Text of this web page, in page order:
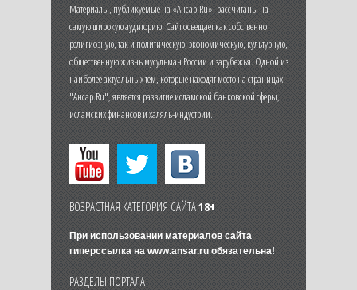
Материалы, публикуемые на «Ансар.Ru», рассчитаны на
самую широкую аудиторию. Сайт освещает как собственно
религиозную, так и политическую, экономическую, культурную,
общественную жизнь мусульман России и зарубежья. Одной из
наиболее актуальных тем, которые находят место на страницах
"Ансар.Ru", является развитие исламской банковской сферы,
исламских финансов и халяль-индустрии.
ВОЗРАСТНАЯ КАТЕГОРИЯ САЙТА18+
При использовании материалов сайта
гиперссылка на www.ansar.ruобязательна!
РАЗДЕЛЫ ПОРТАЛА